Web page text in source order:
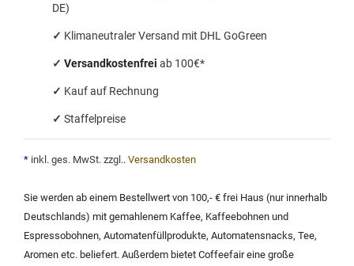
DE)
✓ Klimaneutraler Versand mit DHL GoGreen
✓ Versandkostenfrei ab 100€*
✓ Kauf auf Rechnung
✓ Staffelpreise
* inkl. ges. MwSt. zzgl.. Versandkosten
Sie werden ab einem Bestellwert von 100,- € frei Haus (nur innerhalb
Deutschlands) mit gemahlenem Kaffee, Kaffeebohnen und
Espressobohnen, Automatenfüllprodukte, Automatensnacks, Tee,
Aromen etc. beliefert. Außerdem bietet Coffeefair eine große